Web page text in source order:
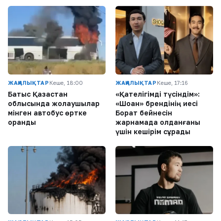
ЖАҢАЛЫҚТАР Кеше, 18:00
Батыс Қазақстан
облысында жолаушылар
мінген автобус өртке
оранды
ЖАҢАЛЫҚТАР Кеше, 17:16
«Қателігімді түсіндім»:
«Шоқан» брендінің иесі
Борат бейнесін
жарнамада қолданғаны
үшін кешірім сұрады